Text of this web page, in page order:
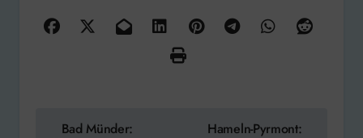
Bad Münder:
Hameln-Pyrmont: